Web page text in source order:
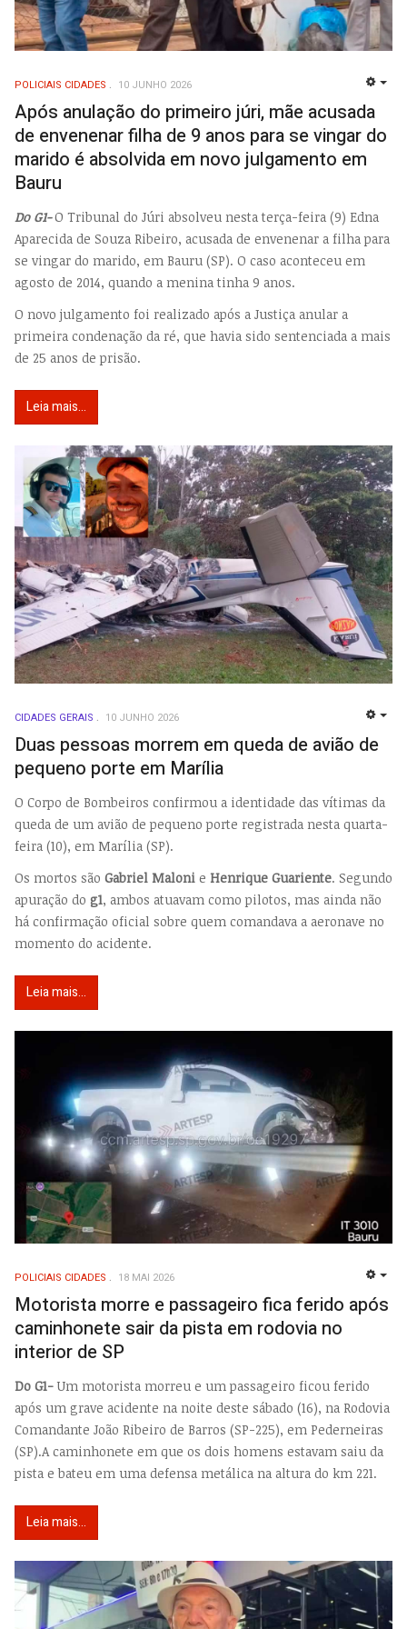
POLICIAIS CIDADES 10 JUNHO 2026
Após anulação do primeiro júri, mãe acusada
de envenenar filha de 9 anos para se vingar do
marido é absolvida em novo julgamento em
Bauru
Do G1- O Tribunal do Júri absolveu nesta terça-feira (9) Edna
Aparecida de Souza Ribeiro, acusada de envenenar a filha para
se vingar do marido, em Bauru (SP). O caso aconteceu em
agosto de 2014, quando a menina tinha 9 anos.
O novo julgamento foi realizado após a Justiça anular a
primeira condenação da ré, que havia sido sentenciada a mais
de 25 anos de prisão.
Leia mais...
CIDADES GERAIS 10 JUNHO 2026
Duas pessoas morrem em queda de avião de
pequeno porte em Marília
O Corpo de Bombeiros confirmou a identidade das vítimas da
queda de um avião de pequeno porte registrada nesta quarta-
feira (10), em Marília (SP).
Os mortos são Gabriel Maloni e Henrique Guariente. Segundo
apuração do g1, ambos atuavam como pilotos, mas ainda não
há confirmação oficial sobre quem comandava a aeronave no
momento do acidente.
Leia mais...
POLICIAIS CIDADES 18 MAI 2026
Motorista morre e passageiro fica ferido após
caminhonete sair da pista em rodovia no
interior de SP
Do G1- Um motorista morreu e um passageiro ficou ferido
após um grave acidente na noite deste sábado (16), na Rodovia
Comandante João Ribeiro de Barros (SP-225), em Pederneiras
(SP).A caminhonete em que os dois homens estavam saiu da
pista e bateu em uma defensa metálica na altura do km 221.
Leia mais...